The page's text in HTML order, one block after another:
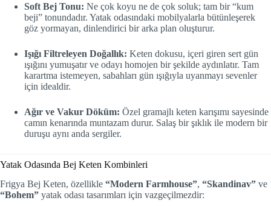
Soft Bej Tonu: Ne çok koyu ne de çok soluk; tam bir “kum
beji” tonundadır. Yatak odasındaki mobilyalarla bütünleşerek
göz yormayan, dinlendirici bir arka plan oluşturur.
Işığı Filtreleyen Doğallık: Keten dokusu, içeri giren sert gün
ışığını yumuşatır ve odayı homojen bir şekilde aydınlatır. Tam
karartma istemeyen, sabahları gün ışığıyla uyanmayı sevenler
için idealdir.
Ağır ve Vakur Döküm: Özel gramajlı keten karışımı sayesinde
camın kenarında muntazam durur. Salaş bir şıklık ile modern bir
duruşu aynı anda sergiler.
Yatak Odasında Bej Keten Kombinleri
Frigya Bej Keten, özellikle “Modern Farmhouse”, “Skandinav” ve
“Bohem” yatak odası tasarımları için vazgeçilmezdir: